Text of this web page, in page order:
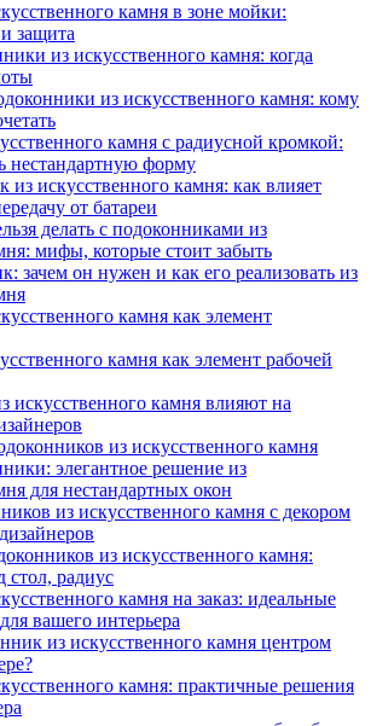
камня в зоне мойки:
защита
из искусственного камня: когда
из искусственного камня: кому
камня с радиусной кромкой:
нестандартную форму
искусственного камня: как влияет
от батареи
делать с подоконниками из
мифы, которые стоит забыть
зачем он нужен и как его реализовать из
камня как элемент
камня как элемент рабочей
искусственного камня влияют на
из искусственного камня
элегантное решение из
для нестандартных окон
из искусственного камня с декором
из искусственного камня:
стол, радиус
камня на заказ: идеальные
вашего интерьера
из искусственного камня центром
камня: практичные решения